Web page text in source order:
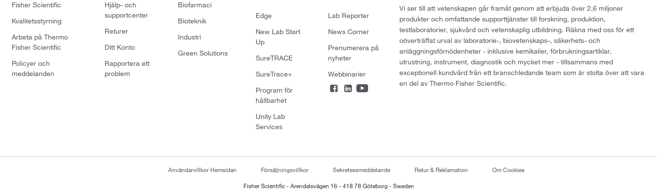
Fisher Scientific
Kvalitetsstyrning
Arbeta på Thermo
Fisher Scientific
Policyer och
meddelanden
Hjälp- och
supportcenter
Returer
Ditt Konto
Rapportera ett
problem
Biofarmaci
Bioteknik
Industri
Green Solutions
Edge
New Lab Start
Up
SureTRACE
SureTrace+
Program för
hållbarhet
Unity Lab
Services
Lab Reporter
News Corner
Prenumerera på
nyheter
Webbinarier
Vi ser till att vetenskapen går framåt genom att erbjuda över 2,6 miljoner
produkter och omfattande supporttjänster till forskning, produktion,
testlaboratorier, sjukvård och vetenskaplig utbildning. Räkna med oss för ett
oöverträffat urval av laboratorie-, biovetenskaps-, säkerhets- och
anläggningsförnödenheter - inklusive kemikalier, förbrukningsartiklar,
utrustning, instrument, diagnostik och mycket mer - tillsammans med
exceptionell kundvård från ett branschledande team som är stolta över att vara
en del av Thermo Fisher Scientific.
Användarvillkor Hemsidan Försäljningsvillkor Sekretessmeddelande Retur & Reklamation Om Cookies
Fisher Scientific - Arendalsvägen 16 - 418 78 Göteborg - Sweden